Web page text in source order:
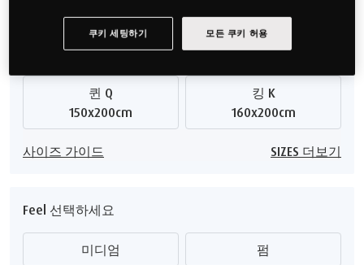
싱글 S
슈퍼싱글 SS
퀸 Q
150x200cm
킹 K
160x200cm
사이즈 가이드 SIZES 더보기
Feel 선택하세요
미디엄 펌
모든 쿠키 허용
쿠키 세팅하기